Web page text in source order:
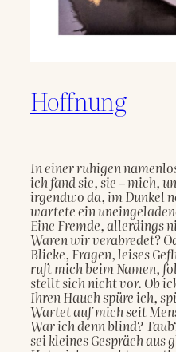
Hoffnung
In einer ruhigen
ich fand sie, sie – mich,
irgendwo da, im Dunkel
wartete ein
Eine Fremde, allerdings
Waren wir verabredet?
Blicke, Fragen, leises
ruft mich beim Namen,
stellt sich nicht vor. Ob
Ihren Hauch spüre ich,
Wartet auf mich seit
War ich denn blind?
sei kleines Gespräch aus